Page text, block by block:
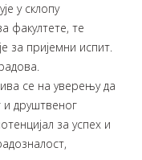
у склопу
факултете, те
за пријемни испит.
се на уверењу да
и друштвеног
за успех и